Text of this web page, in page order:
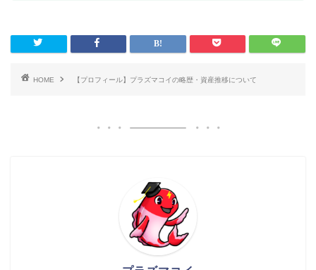
HOME 【プロフィール】プラズマコイの略歴・資産推移について